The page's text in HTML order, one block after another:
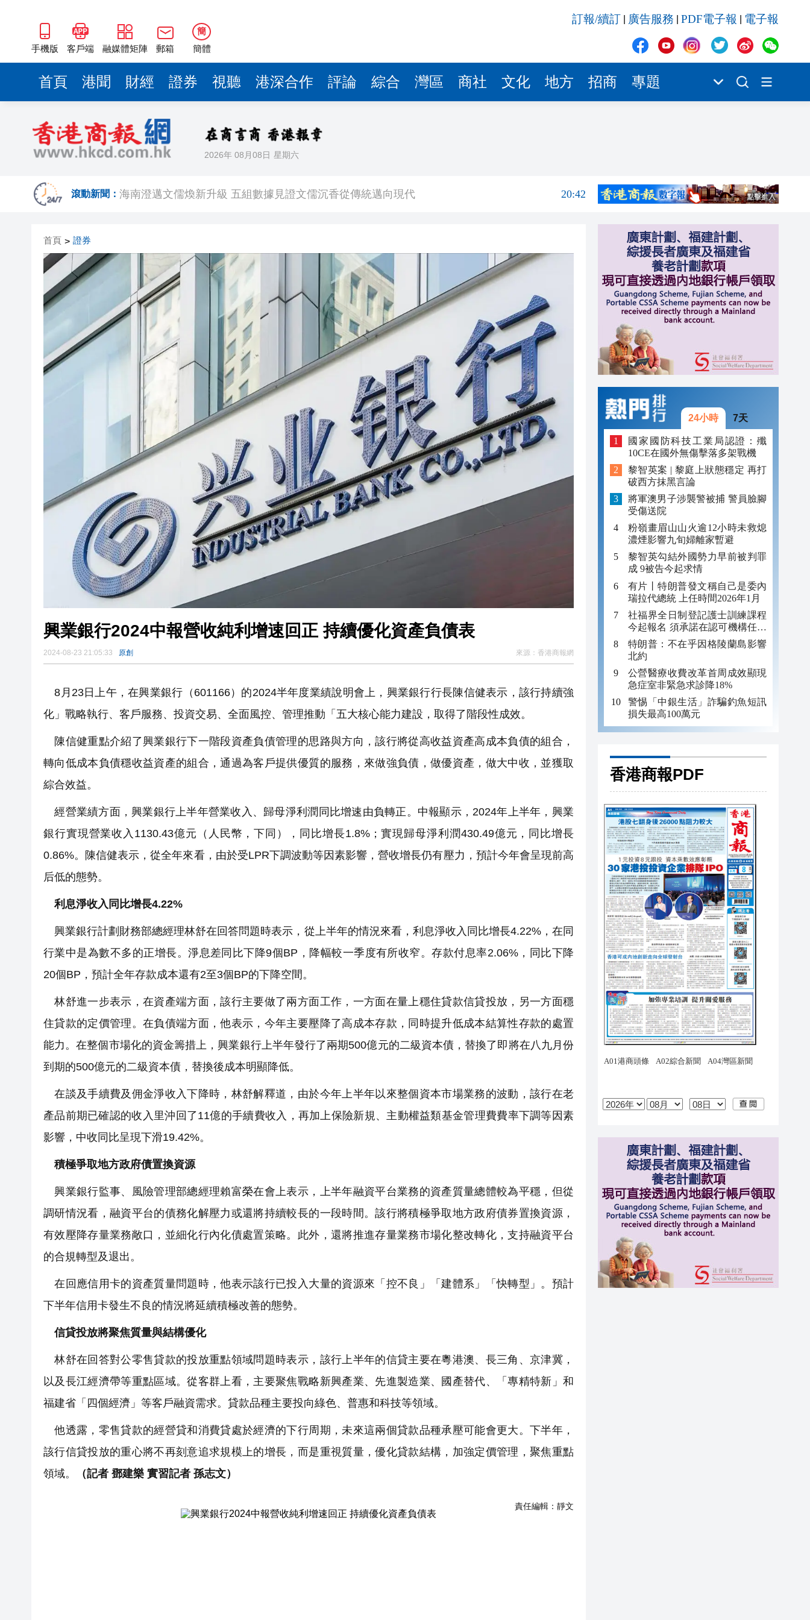
手機版 客戶端 融媒體矩陣 郵箱
簡
簡體
訂報/續訂 廣告服務 PDF電子報 電子報
首頁 港聞 財經 證券 視聽 港深合作 評論 綜合 灣區 商社 文化 地方 招商 專題
2026年 08月08日 星期六
滾動新聞：
2025年海南儋州以舊換新帶動消費約18億元
20:41
山東26戶省屬國企去年合計營收2.58萬億 利潤總額近936億
瀋陽鐵西校園閱讀活動解鎖閱讀新玩法
20:39
黎智英案｜吳良好：依法公正處理黎智英求情 罪證如山豈能妄想輕判
50餘位頂尖專家共話時代命題
梁振英率港區全國政協委員考察團來瓊考察
20:42
瀋陽鐵西校園閱讀活動解鎖閱讀新玩法
閩粵贛三地漢樂藝術家齊聚深圳，共奏客家文化傳承新篇章
黎智英案｜吳良好：依法公正處理黎智英求情 罪證如山豈能妄想輕判
50餘位頂尖專家共話時代命題
海南澄邁文儒煥新升級 五組數據見證文儒沉香從傳統邁向現代
梁振英率港區全國政協委員考察團來瓊考察
2025年海南儋州以舊換新帶動消費約18億元
山東26戶省屬國企去年合計營收2.58萬億 利潤總額近936億
瀋陽鐵西校園閱讀活動解鎖閱讀新玩法
閩粵贛三地漢樂藝術家齊聚深圳，共奏客家文化傳承新篇章
20:34
首頁 > 證券
興業銀行2024中報營收純利增速回正 持續優化資產負債表
2024-08-23 21:05:33 原創 來源： 香港商報網
8月23日上午，在興業銀行（601166）的2024半年度業績說明會上，興業銀行行長陳信健表示，該行持續強
化」戰略執行、客戶服務、投資交易、全面風控、管理推動「五大核心能力建設，取得了階段性成效。
陳信健重點介紹了興業銀行下一階段資產負債管理的思路與方向，該行將從高收益資產高成本負債的組合，
轉向低成本負債穩收益資產的組合，通過為客戶提供優質的服務，來做強負債，做優資產，做大中收，並獲取
綜合效益。
經營業績方面，興業銀行上半年營業收入、歸母淨利潤同比增速由負轉正。中報顯示，2024年上半年，興業
銀行實現營業收入1130.43億元（人民幣，下同），同比增長1.8%；實現歸母淨利潤430.49億元，同比增長
0.86%。陳信健表示，從全年來看，由於受LPR下調波動等因素影響，營收增長仍有壓力，預計今年會呈現前高
后低的態勢。
利息淨收入同比增長4.22%
興業銀行計劃財務部總經理林舒在回答問題時表示，從上半年的情況來看，利息淨收入同比增長4.22%，在同
行業中是為數不多的正增長。淨息差同比下降9個BP，降幅較一季度有所收窄。存款付息率2.06%，同比下降
20個BP，預計全年存款成本還有2至3個BP的下降空間。
林舒進一步表示，在資產端方面，該行主要做了兩方面工作，一方面在量上穩住貸款信貸投放，另一方面穩
住貸款的定價管理。在負債端方面，他表示，今年主要壓降了高成本存款，同時提升低成本結算性存款的處置
能力。在整個市場化的資金籌措上，興業銀行上半年發行了兩期500億元的二級資本債，替換了即將在八九月份
到期的500億元的二級資本債，替換後成本明顯降低。
在談及手續費及佣金淨收入下降時，林舒解釋道，由於今年上半年以來整個資本市場業務的波動，該行在老
產品前期已確認的收入里沖回了11億的手續費收入，再加上保險新規、主動權益類基金管理費費率下調等因素
影響，中收同比呈現下滑19.42%。
積極爭取地方政府債置換資源
興業銀行監事、風險管理部總經理賴富榮在會上表示，上半年融資平台業務的資產質量總體較為平穩，但從
調研情況看，融資平台的債務化解壓力或還將持續較長的一段時間。該行將積極爭取地方政府債券置換資源，
有效壓降存量業務敞口，並細化行內化債處置策略。此外，還將推進存量業務市場化整改轉化，支持融資平台
的合規轉型及退出。
在回應信用卡的資產質量問題時，他表示該行已投入大量的資源來「控不良」「建體系」「快轉型」。預計
下半年信用卡發生不良的情況將延續積極改善的態勢。
信貸投放將聚焦質量與結構優化
林舒在回答對公零售貸款的投放重點領域問題時表示，該行上半年的信貸主要在粵港澳、長三角、京津冀，
以及長江經濟帶等重點區域。從客群上看，主要聚焦戰略新興產業、先進製造業、國產替代、「專精特新」和
福建省「四個經濟」等客戶融資需求。貸款品種主要投向綠色、普惠和科技等領域。
他透露，零售貸款的經營貸和消費貸處於經濟的下行周期，未來這兩個貸款品種承壓可能會更大。下半年，
該行信貸投放的重心將不再刻意追求規模上的增長，而是重視質量，優化貸款結構，加強定價管理，聚焦重點
領域。
（記者 鄧建樂 實習記者 孫志文）
責任編輯： 靜文
24小時 7天
國家國防科技工業局認證：殲
10CE在國外無傷擊落多架戰機
黎智英案 | 黎庭上狀態穩定 再打
破西方抹黑言論
將軍澳男子涉襲警被捕 警員臉腳
受傷送院
粉嶺畫眉山山火逾12小時未救熄
濃煙影響九旬婦離家暫避
黎智英勾結外國勢力早前被判罪
成 9被告今起求情
有片丨特朗普發文稱自己是委內
瑞拉代總統 上任時間2026年1月
社福界全日制登記護士訓練課程
今起報名 須承諾在認可機構任職
至少三年
特朗普：不在乎因格陵蘭島影響
北約
公營醫療收費改革首周成效顯現
急症室非緊急求診降18%
警惕「中銀生活」詐騙釣魚短訊
損失最高100萬元
香港商報PDF